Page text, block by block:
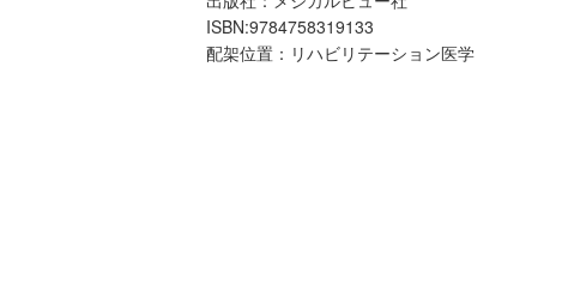
ISBN:9784758319133
配架位置：リハビリテーション医学